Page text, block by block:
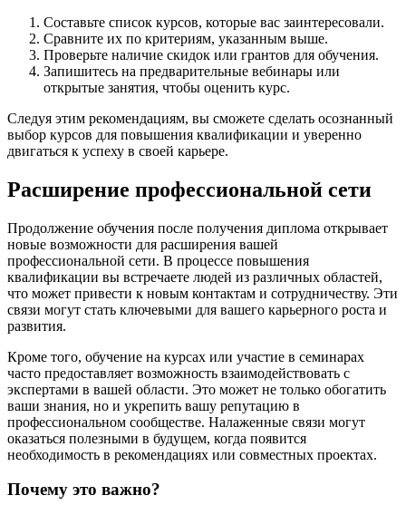
Составьте список курсов, которые вас заинтересовали.
Сравните их по критериям, указанным выше.
Проверьте наличие скидок или грантов для обучения.
Запишитесь на предварительные вебинары или
открытые занятия, чтобы оценить курс.
Следуя этим рекомендациям, вы сможете сделать осознанный
выбор курсов для повышения квалификации и уверенно
двигаться к успеху в своей карьере.
Расширение профессиональной сети
Продолжение обучения после получения диплома открывает
новые возможности для расширения вашей
профессиональной сети. В процессе повышения
квалификации вы встречаете людей из различных областей,
что может привести к новым контактам и сотрудничеству. Эти
связи могут стать ключевыми для вашего карьерного роста и
развития.
Кроме того, обучение на курсах или участие в семинарах
часто предоставляет возможность взаимодействовать с
экспертами в вашей области. Это может не только обогатить
ваши знания, но и укрепить вашу репутацию в
профессиональном сообществе. Налаженные связи могут
оказаться полезными в будущем, когда появится
необходимость в рекомендациях или совместных проектах.
Почему это важно?